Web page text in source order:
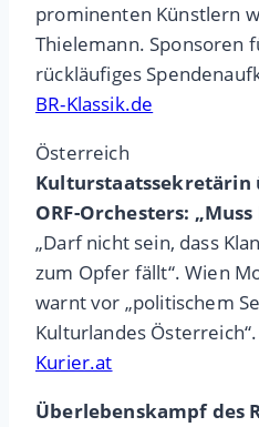
prominenten Künstlern
Thielemann. Sponsoren
rückläufiges
BR-Klassik.de
Österreich
Kulturstaatssekretärin
ORF-Orchesters:
„Darf nicht sein, dass
zum Opfer fällt“. Wien
warnt vor „politischem
Kulturlandes Österreich“.
Kurier.at
Überlebenskampf des